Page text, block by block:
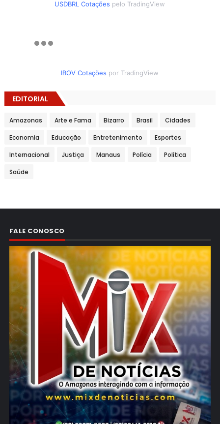
USDBRL Cotações pelo TradingView
IBOV Cotações por TradingView
EDITORIAL
Amazonas Arte e Fama Bizarro Brasil Cidades
Economia Educação Entretenimento Esportes
Internacional Justiça Manaus Polícia Política
Saúde
FALE CONOSCO